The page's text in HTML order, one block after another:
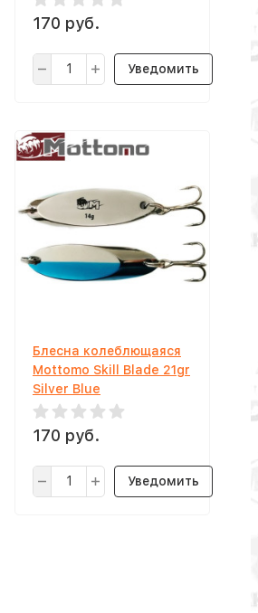
170 руб.
Уведомить
Блесна колеблющаяся
Mottomo Skill Blade 21gr
Silver Blue
170 руб.
Уведомить